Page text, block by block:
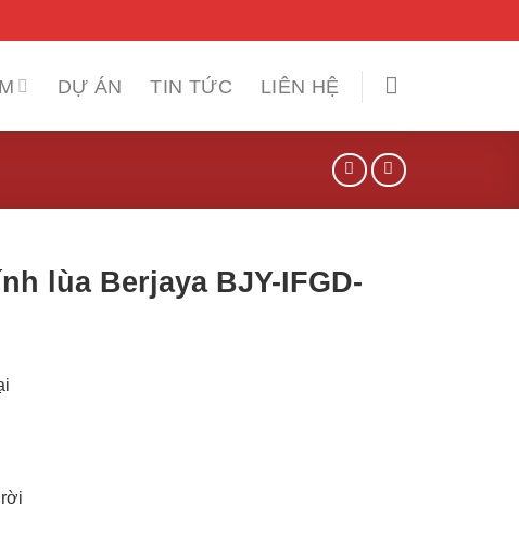
DỰ ÁN TIN TỨC LIÊN HỆ
lùa Berjaya BJY-IFGD-